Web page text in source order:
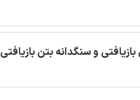
و سنگدانه بتن بازیافتی